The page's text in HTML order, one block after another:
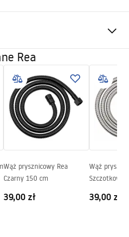
mosiądz, PVC, guma
1kg
JS-017B
Czarny
_24.pdf
Rea
Wąż prysznicowy Rea
Czarny 150 cm
39,00 zł
Wąż
39,00 zł